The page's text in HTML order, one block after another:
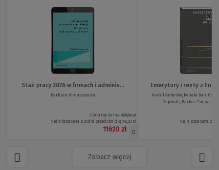
Staż pracy 2026 w firmach i adminis...
Barbara Tomaszewska
Cena regularna:129,00 zł
Najniższa cena z 30 dni przed obniżką:90,30 zł
116,10 zł
Emerytury i renty z
Kamil Antonów, Renata
Gajewski, Bartosz Suchacki,
Najniższa cena z 30
Zobacz więcej